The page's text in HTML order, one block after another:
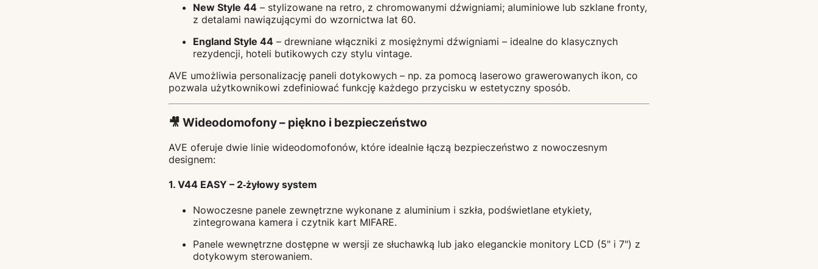
New Style 44 – stylizowane na retro, z chromowanymi dźwigniami; aluminiowe lub szklane fronty,
z detalami nawiązującymi do wzornictwa lat 60.
England Style 44 – drewniane włączniki z mosiężnymi dźwigniami – idealne do klasycznych
rezydencji, hoteli butikowych czy stylu vintage.
AVE umożliwia personalizację paneli dotykowych – np. za pomocą laserowo grawerowanych ikon, co
pozwala użytkownikowi zdefiniować funkcję każdego przycisku w estetyczny sposób.
🎥 Wideodomofony – piękno i bezpieczeństwo
AVE oferuje dwie linie wideodomofonów, które idealnie łączą bezpieczeństwo z nowoczesnym
designem:
1.V44 EASY – 2‑żyłowy system
Nowoczesne panele zewnętrzne wykonane z aluminium i szkła, podświetlane etykiety,
zintegrowana kamera i czytnik kart MIFARE.
Panele wewnętrzne dostępne w wersji ze słuchawką lub jako eleganckie monitory LCD (5" i 7") z
dotykowym sterowaniem.